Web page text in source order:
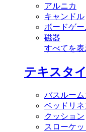
アルニカ
キャンドル
ボードゲー
磁器
すべてを表
テキスタ
バスルー
ベッドリネ
クッション
スローケ